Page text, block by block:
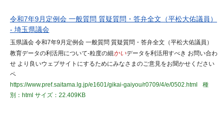
令和7年9月定例会 一般質問 質疑質問・答弁全文（平松大佑議員）
- 埼玉県議会
玉県議会 令和7年9月定例会 一般質問 質疑質問・答弁全文（平松大佑議員）
教育データの利活用について-粒度の細かいデータを利活用すべき お問い合わ
せ より良いウェブサイトにするためにみなさまのご意見をお聞かせください
ペ
https://www.pref.saitama.lg.jp/e1601/gikai-gaiyou/r0709/4/e/0502.html
種
別：html サイズ：22.409KB